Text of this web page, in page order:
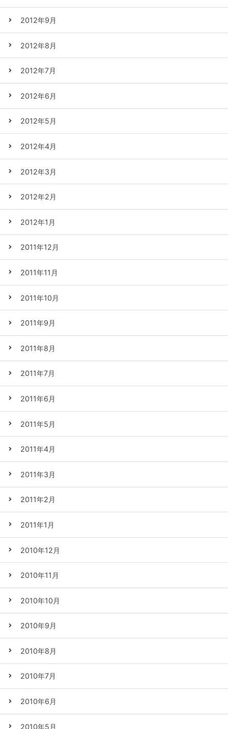
2012年9月
2012年8月
2012年7月
2012年6月
2012年5月
2012年4月
2012年3月
2012年2月
2012年1月
2011年12月
2011年11月
2011年10月
2011年9月
2011年8月
2011年7月
2011年6月
2011年5月
2011年4月
2011年3月
2011年2月
2011年1月
2010年12月
2010年11月
2010年10月
2010年9月
2010年8月
2010年7月
2010年6月
2010年5月